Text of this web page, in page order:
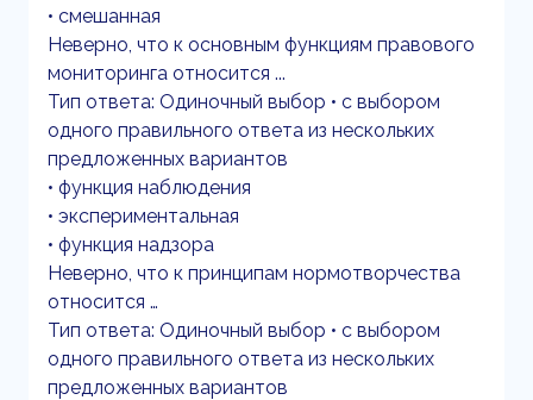
• смешанная
Неверно, что к основным функциям правового
мониторинга относится ...
Тип ответа: Одиночный выбор • с выбором
одного правильного ответа из нескольких
предложенных вариантов
• функция наблюдения
• экспериментальная
• функция надзора
Неверно, что к принципам нормотворчества
относится …
Тип ответа: Одиночный выбор • с выбором
одного правильного ответа из нескольких
предложенных вариантов